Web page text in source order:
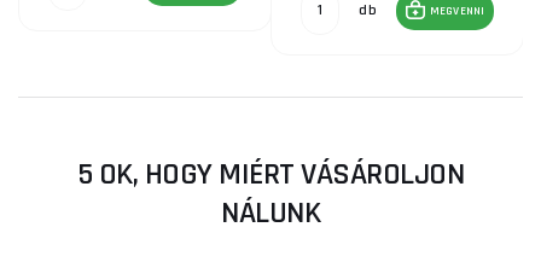
db MEGVENNI
5 OK, HOGY MIÉRT VÁSÁROLJON
NÁLUNK